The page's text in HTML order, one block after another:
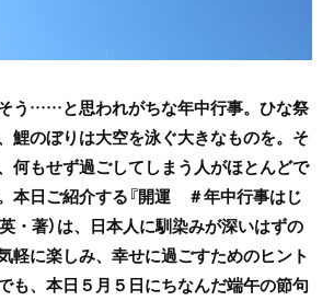
う……と思われがちな年中行事。ひな祭
鯉のぼりは大空を泳ぐ大きなものを。そ
何もせず過ごしてしまう人がほとんどで
本日ご紹介する『開運 ＃年中行事はじ
・著）は、日本人に馴染みが深いはずの
軽に楽しみ、幸せに過ごすためのヒント
も、本日５月５日にちなんだ端午の節句